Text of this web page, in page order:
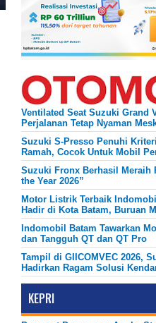
Ventilated Seat Suzuki Grand
Perjalanan Tetap Nyaman
Suzuki S-Presso Penuhi
Ramah, Cocok Untuk Mobil
Suzuki Fronx Berhasil Meraih
the Year 2026”
Motor Listrik Terbaik
Hadir di Kota Batam, Buruan
Indomobil Batam Tawarkan
dan Tangguh QT dan QT Pro
Tampil di GIICOMVEC 2026,
Hadirkan Ragam Solusi
KEPRI